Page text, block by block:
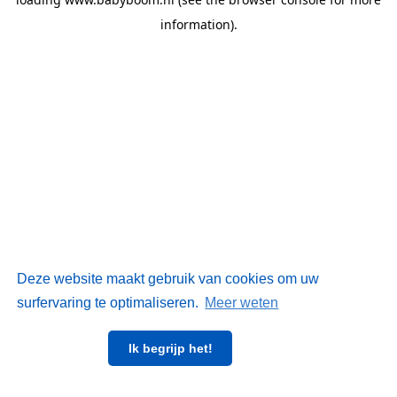
Deze website maakt gebruik van cookies om uw
surfervaring te optimaliseren. Meer weten
Ik begrijp het!
information).